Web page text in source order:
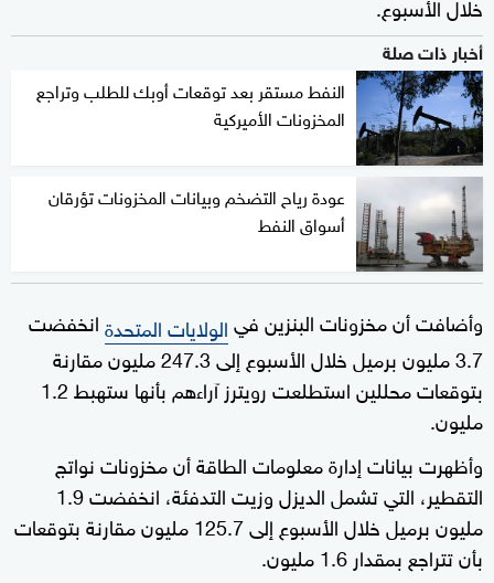
أخبار ذات صلة
النفط مستقر بعد توقعات أوبك للطلب وتراجع
المخزونات الأميركية
عودة رياح التضخم وبيانات المخزونات تؤرقان
أسواق النفط
وأضافت أن مخزونات البنزين فيالولايات المتحدةانخفضت
3.7 مليون برميل خلال الأسبوع إلى 247.3 مليون مقارنة
بتوقعات محللين استطلعت رويترز آراءهم بأنها ستهبط 1.2
مليون.
وأظهرت بيانات إدارة معلومات الطاقة أن مخزونات نواتج
التقطير، التي تشمل الديزل وزيت التدفئة، انخفضت 1.9
مليون برميل خلال الأسبوع إلى 125.7 مليون مقارنة بتوقعات
بأن تتراجع بمقدار 1.6 مليون.